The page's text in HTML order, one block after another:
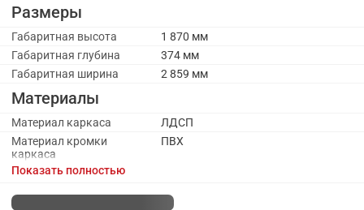
Размеры
Габаритная высота
1 870 мм
Габаритная глубина
374 мм
Габаритная ширина
2 859 мм
Материалы
Материал каркаса
ЛДСП
Материал кромки
каркаса
ПВХ
Материал ручек
Материал фасада
МДФ, пленка ПВХ
Показать полностью